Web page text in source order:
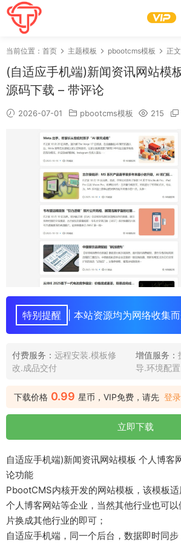
当前位置： 首页 主题模板 pbootcms模板 正文
(自适应手机端)新闻资讯网站模
源码下载 – 带评论
2026-07-01 pbootcms模板 215
特别提醒 | 本站资源均为网络收集
付费服务： 远程安装.模板修
改.成品交付
增值服务：
导.环境配置
下载价格 0.99 星币，VIP免费，请先 登录
立即下载
自适应手机端)新闻资讯网站模板 个人博客
论功能
PbootCMS内核开发的网站模板，该模板适
个人博客网站等企业，当然其他行业也可
片换成其他行业的即可；
自适应手机端，同一个后台，数据即时同